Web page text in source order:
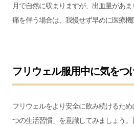
月で自然に収まりますが、出血量があ
痛を伴う場合は、我慢せず早めに医療機
フリウェル服用中に気をつ
フリウェルをより安全に飲み続けるた
つの生活習慣」を意識してみましょう